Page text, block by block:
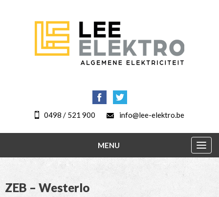
0498 / 521 900 info@lee-elektro.be
MENU
ZEB – Westerlo